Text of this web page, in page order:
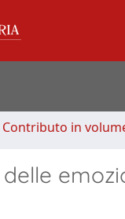
Contributo in